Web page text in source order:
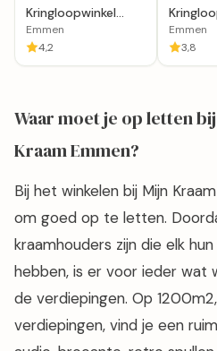
Kringloopwinkel
Brocantiek " De
Handel "
Emmen
4,2
Lycka
Emmen
Emmen
3,8
Waar moet je op letten
Kraam Emmen?
Bij het winkelen bij Mijn
om goed op te letten.
kraamhouders zijn die elk
hebben, is er voor ieder wat
de verdiepingen. Op
verdiepingen, vind je een